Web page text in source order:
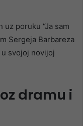
poruku “Ja sam
Sergeja Barbareza
svojoj novijoj
dramu i